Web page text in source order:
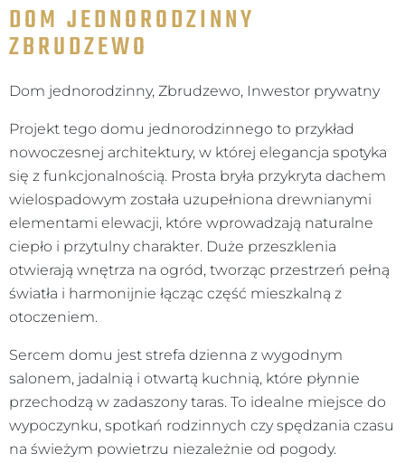
DOM JEDNORODZINNY
ZBRUDZEWO
Dom jednorodzinny, Zbrudzewo, Inwestor prywatny
Projekt tego domu jednorodzinnego to przykład
nowoczesnej architektury, w której elegancja spotyka
się z funkcjonalnością. Prosta bryła przykryta dachem
wielospadowym została uzupełniona drewnianymi
elementami elewacji, które wprowadzają naturalne
ciepło i przytulny charakter. Duże przeszklenia
otwierają wnętrza na ogród, tworząc przestrzeń pełną
światła i harmonijnie łącząc część mieszkalną z
otoczeniem.
Sercem domu jest strefa dzienna z wygodnym
salonem, jadalnią i otwartą kuchnią, które płynnie
przechodzą w zadaszony taras. To idealne miejsce do
wypoczynku, spotkań rodzinnych czy spędzania czasu
na świeżym powietrzu niezależnie od pogody.